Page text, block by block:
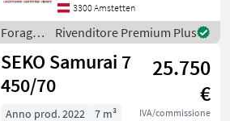
Fahrgeschwindigkeit über
Fahrpedal, 1 Fahrbereich (0
bis 15 km/h) * Steuer
3300 Amstetten
Foraggiamento
/
Siloking
Rivenditore Premium Plus
SEKO Samurai 7
450/70
25.750
€
IVA/commissione
Anno prod. 2022
7 m³